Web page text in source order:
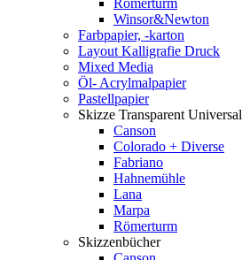
Römerturm
Winsor&Newton
Farbpapier, -karton
Layout Kalligrafie Druck
Mixed Media
Öl- Acrylmalpapier
Pastellpapier
Skizze Transparent Universal
Canson
Colorado + Diverse
Fabriano
Hahnemühle
Lana
Marpa
Römerturm
Skizzenbücher